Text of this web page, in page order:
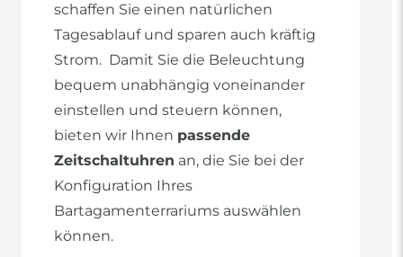
schaffen Sie einen natürlichen
Tagesablauf und sparen auch kräftig
Strom. Damit Sie die Beleuchtung
bequem unabhängig voneinander
einstellen und steuern können,
bieten wir Ihnen passende
Zeitschaltuhren an, die Sie bei der
Konfiguration Ihres
Bartagamenterrariums auswählen
können.